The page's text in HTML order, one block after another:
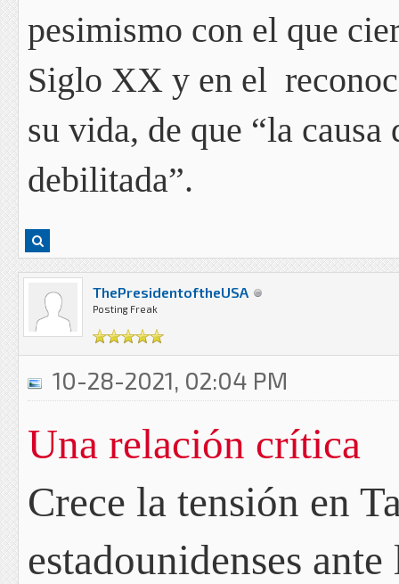
pesimismo con el que
Siglo XX y en el
su vida, de que “la causa
debilitada”.
ThePresidentoftheUSA
Posting Freak
10-28-2021, 02:04 PM
Una relación crítica
Crece la tensión en
estadounidenses